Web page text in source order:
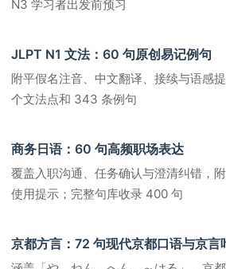
N3 学习者出发前预习
JLPT N1 文法：60 句原创易记例句
附平假名注音、中文翻译、接续与语感
个文法点和 343 条例句
商务日语：60 句高频职场表达
覆盖入职沟通、任务确认与澄清纠错，
使用提示；完整句库收录 400 句
京都方言：72 句现代京都口语与京言